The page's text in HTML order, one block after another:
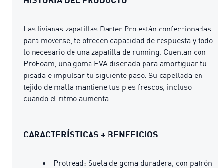
Las livianas zapatillas Darter Pro están confeccionadas
para moverse, te ofrecen capacidad de respuesta y todo
lo necesario de una zapatilla de running. Cuentan con
ProFoam, una goma EVA diseñada para amortiguar tu
pisada e impulsar tu siguiente paso. Su capellada en
tejido de malla mantiene tus pies frescos, incluso
cuando el ritmo aumenta.
CARACTERÍSTICAS + BENEFICIOS
Protread: Suela de goma duradera, con patrón